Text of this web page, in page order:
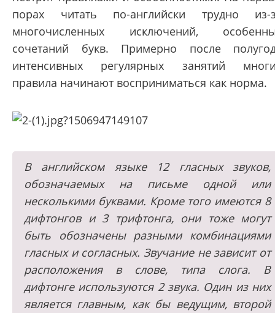
порах читать по-английски трудно из-
многочисленных исключений,
сочетаний букв. Примерно после
интенсивных регулярных занятий
правила начинают восприниматься как норма.
В английском языке 12 гласных звуков,
обозначаемых на письме одной или
несколькими буквами. Кроме того имеются 8
дифтонгов и 3 трифтонга, они тоже могут
быть обозначены разными комбинациями
гласных и согласных. Звучание не зависит от
расположения в слове, типа слога. В
дифтонге используются 2 звука. Один из них
является главным, как бы ведущим, второй